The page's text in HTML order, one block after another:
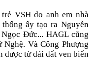
VSH do anh em nhà
ấy tạo ra Nguyễn
Đức... HAGL cũng
Nghệ. Và Công Phượng
được từ dải đất ven biển